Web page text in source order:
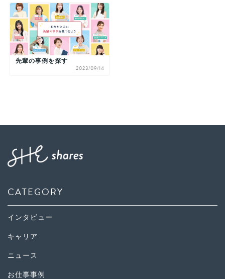
先輩の事例を探す
2023/09/14
CATEGORY
インタビュー
キャリア
ニュース
お仕事事例